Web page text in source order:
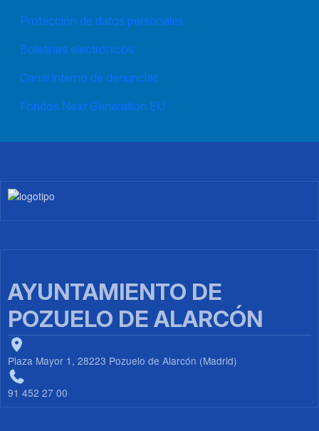
Protección de datos personales
Boletines electrónicos
Canal interno de denuncias
Fondos Next Generation EU
Imagen
AYUNTAMIENTO DE
POZUELO DE ALARCÓN
Plaza Mayor 1, 28223 Pozuelo de Alarcón (Madrid)
91 452 27 00